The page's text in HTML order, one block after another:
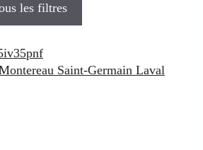
les filtres
Saint-Germain Laval